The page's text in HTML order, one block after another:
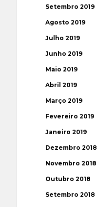
Setembro 2019
Agosto 2019
Julho 2019
Junho 2019
Maio 2019
Abril 2019
Março 2019
Fevereiro 2019
Janeiro 2019
Dezembro 2018
Novembro 2018
Outubro 2018
Setembro 2018